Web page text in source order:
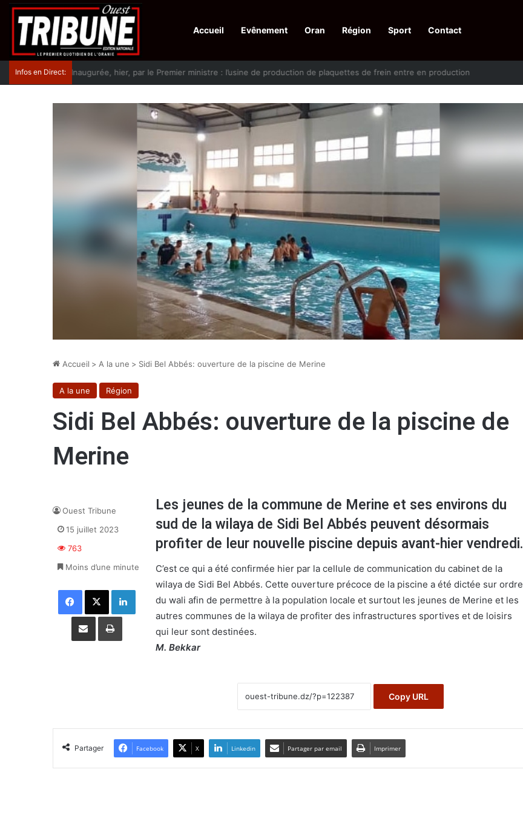
Accueil Evênement Oran Région Sport Contact
Infos en Direct: Protection de la ville sainte d’El-Qods : l’Algérie appelle à une action collective
Accueil > A la une > Sidi Bel Abbés: ouverture de la piscine de Merine
A la une Région
Sidi Bel Abbés: ouverture de la piscine de
Merine
Les jeunes de la commune de Merine et ses environs du
sud de la wilaya de Sidi Bel Abbés peuvent désormais
profiter de leur nouvelle piscine depuis avant-hier vendredi.
C’est ce qui a été confirmée hier par la cellule de communication du cabinet de la
wilaya de Sidi Bel Abbés. Cette ouverture précoce de la piscine a été dictée sur ordre
du wali afin de permettre à la population locale et surtout les jeunes de Merine et les
autres communes de la wilaya de profiter des infrastructures sportives et de loisirs
qui leur sont destinées.
M. Bekkar
Copy URL
Ouest Tribune
15 juillet 2023
763
Moins d’une minute
Facebook X Linkedin
Partager par email Imprimer
Partager Facebook X Linkedin Partager par email Imprimer